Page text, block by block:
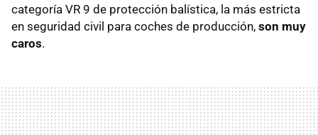
categoría VR 9 de protección balística, la más estricta
en seguridad civil para coches de producción, son muy
caros.